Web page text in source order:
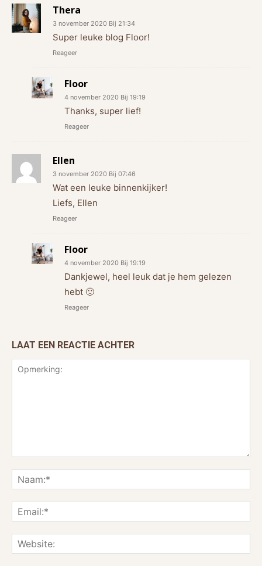
Thera
3 november 2020 Bij 21:34
Super leuke blog Floor!
Reageer
Floor
4 november 2020 Bij 19:19
Thanks, super lief!
Reageer
Ellen
3 november 2020 Bij 07:46
Wat een leuke binnenkijker!
Liefs, Ellen
Reageer
Floor
4 november 2020 Bij 19:19
Dankjewel, heel leuk dat je hem gelezen
hebt 🙂
Reageer
LAAT EEN REACTIE ACHTER